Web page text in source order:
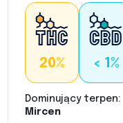
20% < 1%
Dominujący terpen:
Mircen